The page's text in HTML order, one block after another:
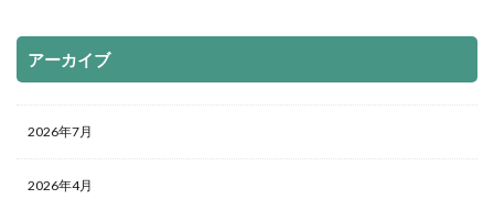
アーカイブ
2026年7月
2026年4月